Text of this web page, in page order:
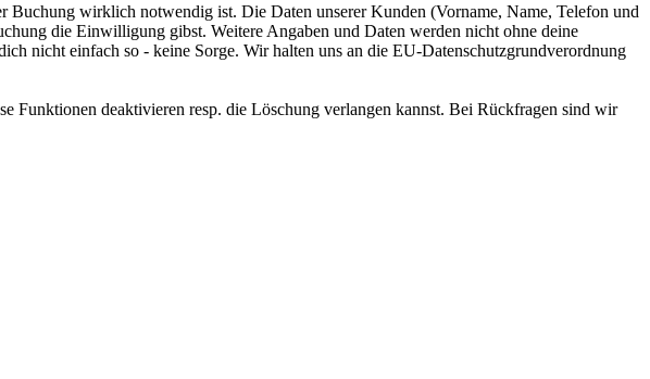
wirklich notwendig ist. Die Daten unserer Kunden (Vorname, Name, Telefon und
die Einwilligung gibst. Weitere Angaben und Daten werden nicht ohne deine
nicht einfach so - keine Sorge. Wir halten uns an die EU-Datenschutzgrundverordnung
Funktionen deaktivieren resp. die Löschung verlangen kannst. Bei Rückfragen sind wir